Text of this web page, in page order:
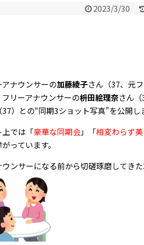
2023/3/30
アナウンサーの加藤綾子さん（37、元
フリーアナウンサーの枡田絵理奈さん
）との“同期3ショット写真”を公開し
上では「豪華な同期会」「相変わらず
っています。
ンサーになる前から切磋琢磨してきた